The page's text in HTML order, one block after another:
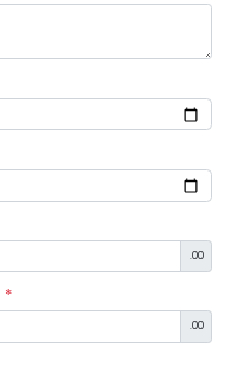
.00
*
.00